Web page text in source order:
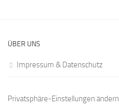
ÜBER UNS
Impressum & Datenschutz
Privatsphäre-Einstellungen ändern